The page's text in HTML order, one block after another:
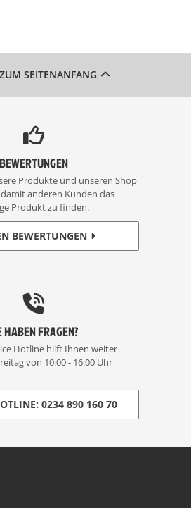
SEITENANFANG
BEWERTUNGEN
Produkte und unseren Shop
anderen Kunden das
Produkt zu finden.
BEWERTUNGEN
HABEN FRAGEN?
Hotline hilft Ihnen weiter
von 10:00 - 16:00 Uhr
0234 890 160 70